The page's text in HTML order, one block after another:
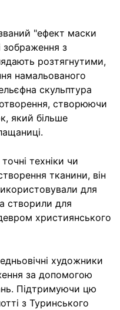
"ефект маски
зображення з
розтягнутими,
намальованого
скульптура
створюючи
який більше
техніки чи
тканини, він
для
створили для
християнського
художники
за допомогою
Підтримуючи цю
з Туринського